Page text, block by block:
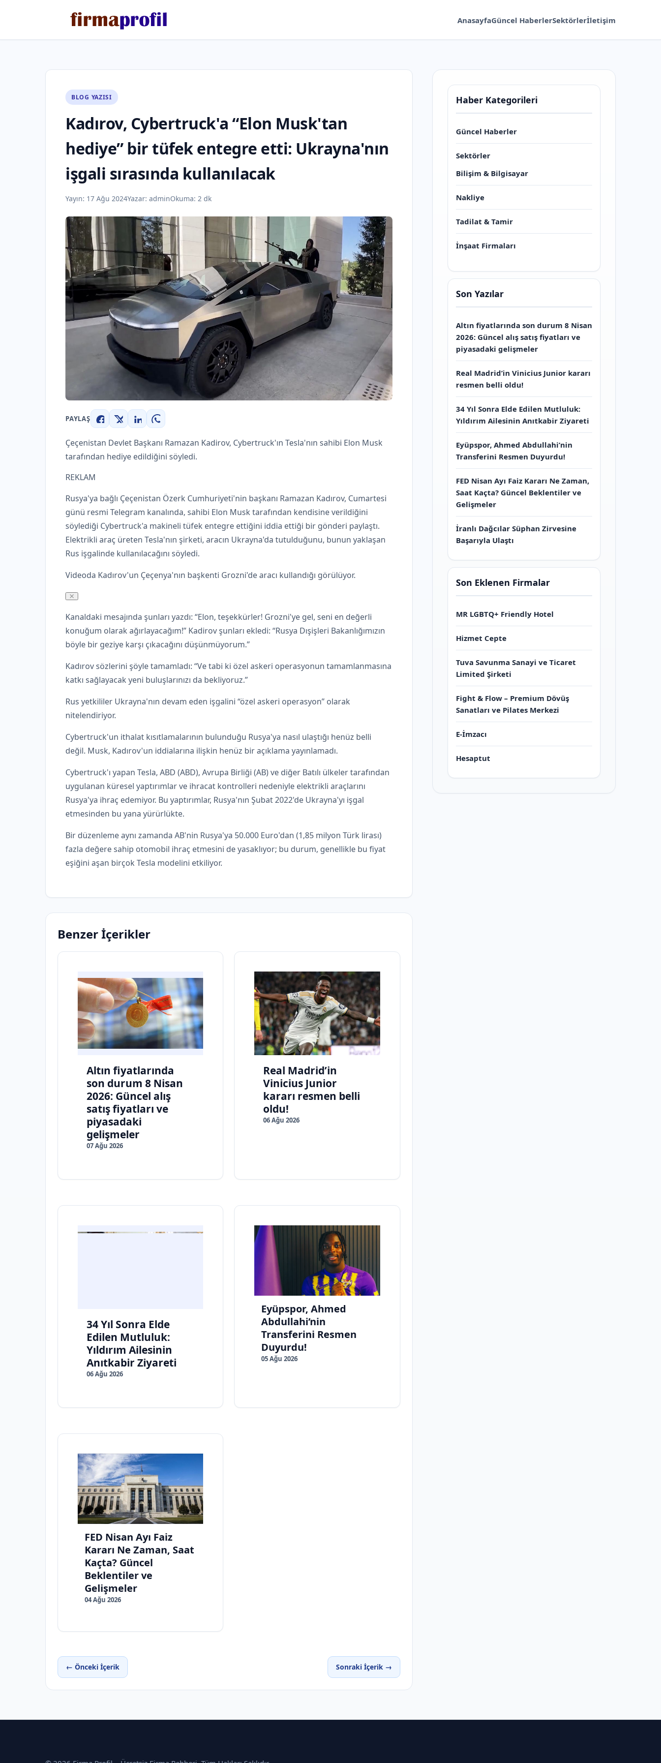
AnasayfaGüncel HaberlerSektörlerİletişim
BLOG YAZISI
Kadırov, Cybertruck'a “Elon Musk'tan
hediye” bir tüfek entegre etti: Ukrayna'nın
işgali sırasında kullanılacak
Yayın: 17 Ağu 2024Yazar: adminOkuma: 2 dk
PAYLAŞ
Facebook
X LinkedInWhatsApp
Çeçenistan Devlet Başkanı Ramazan Kadirov, Cybertruck'ın Tesla'nın sahibi Elon Musk
tarafından hediye edildiğini söyledi.
REKLAM
Rusya'ya bağlı Çeçenistan Özerk Cumhuriyeti'nin başkanı Ramazan Kadırov, Cumartesi
günü resmi Telegram kanalında, sahibi Elon Musk tarafından kendisine verildiğini
söylediği Cybertruck'a makineli tüfek entegre ettiğini iddia ettiği bir gönderi paylaştı.
Elektrikli araç üreten Tesla'nın şirketi, aracın Ukrayna'da tutulduğunu, bunun yaklaşan
Rus işgalinde kullanılacağını söyledi.
Videoda Kadırov'un Çeçenya'nın başkenti Grozni'de aracı kullandığı görülüyor.
Kanaldaki mesajında ​​şunları yazdı: “Elon, teşekkürler! Grozni'ye gel, seni en değerli
konuğum olarak ağırlayacağım!” Kadirov şunları ekledi: “Rusya Dışişleri Bakanlığımızın
böyle bir geziye karşı çıkacağını düşünmüyorum.”
Kadırov sözlerini şöyle tamamladı: “Ve tabi ki özel askeri operasyonun tamamlanmasına
katkı sağlayacak yeni buluşlarınızı da bekliyoruz.”
Rus yetkililer Ukrayna'nın devam eden işgalini “özel askeri operasyon” olarak
nitelendiriyor.
Cybertruck'un ithalat kısıtlamalarının bulunduğu Rusya'ya nasıl ulaştığı henüz belli
değil. Musk, Kadırov'un iddialarına ilişkin henüz bir açıklama yayınlamadı.
Cybertruck'ı yapan Tesla, ABD (ABD), Avrupa Birliği (AB) ve diğer Batılı ülkeler tarafından
uygulanan küresel yaptırımlar ve ihracat kontrolleri nedeniyle elektrikli araçlarını
Rusya'ya ihraç edemiyor. Bu yaptırımlar, Rusya'nın Şubat 2022'de Ukrayna'yı işgal
etmesinden bu yana yürürlükte.
Bir düzenleme aynı zamanda AB'nin Rusya'ya 50.000 Euro'dan (1,85 milyon Türk lirası)
fazla değere sahip otomobil ihraç etmesini de yasaklıyor; bu durum, genellikle bu fiyat
eşiğini aşan birçok Tesla modelini etkiliyor.
Benzer İçerikler
Altın fiyatlarında
son durum 8 Nisan
2026: Güncel alış
satış fiyatları ve
piyasadaki
gelişmeler
07 Ağu 2026
Real Madrid’in
Vinicius Junior
kararı resmen belli
oldu!
06 Ağu 2026
34 Yıl Sonra Elde
Edilen Mutluluk:
Yıldırım Ailesinin
Anıtkabir Ziyareti
06 Ağu 2026
Eyüpspor, Ahmed
Abdullahi’nin
Transferini Resmen
Duyurdu!
05 Ağu 2026
FED Nisan Ayı Faiz
Kararı Ne Zaman, Saat
Kaçta? Güncel
Beklentiler ve
Gelişmeler
04 Ağu 2026
← Önceki İçerik Sonraki İçerik →
Haber Kategorileri
Güncel Haberler
Sektörler
Bilişim & Bilgisayar
Nakliye
Tadilat & Tamir
İnşaat Firmaları
Son Yazılar
Altın fiyatlarında son durum 8 Nisan
2026: Güncel alış satış fiyatları ve
piyasadaki gelişmeler
Real Madrid’in Vinicius Junior kararı
resmen belli oldu!
34 Yıl Sonra Elde Edilen Mutluluk:
Yıldırım Ailesinin Anıtkabir Ziyareti
Eyüpspor, Ahmed Abdullahi’nin
Transferini Resmen Duyurdu!
FED Nisan Ayı Faiz Kararı Ne Zaman,
Saat Kaçta? Güncel Beklentiler ve
Gelişmeler
İranlı Dağcılar Süphan Zirvesine
Başarıyla Ulaştı
Son Eklenen Firmalar
MR LGBTQ+ Friendly Hotel
Hizmet Cepte
Tuva Savunma Sanayi ve Ticaret
Limited Şirketi
Fight & Flow – Premium Dövüş
Sanatları ve Pilates Merkezi
E-İmzacı
Hesaptut